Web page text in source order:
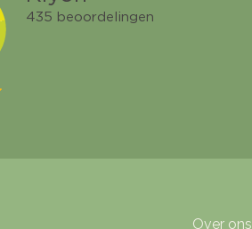
Over ons